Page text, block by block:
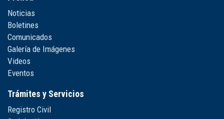
Noticias
Boletines
Comunicados
Galería de Imágenes
Videos
Eventos
Trámites y Servicios
Registro Civil